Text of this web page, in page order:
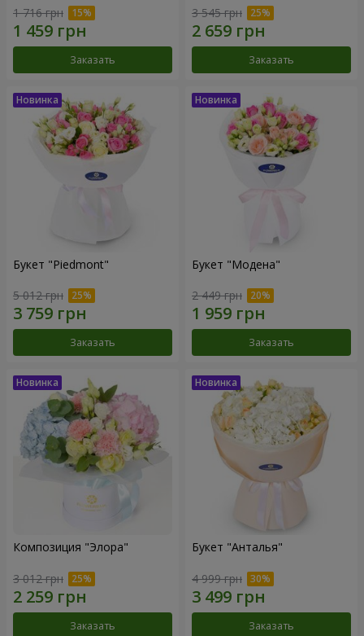
1 716 грн
Заказать
3 545 грн
Заказать
Букет "Piedmont"
5 012 грн
Заказать
Букет "Модена"
2 449 грн
Заказать
Композиция "Элора"
3 012 грн
Заказать
Букет "Анталья"
4 999 грн
Заказать